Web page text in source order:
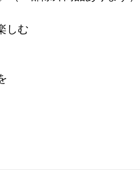
しむ